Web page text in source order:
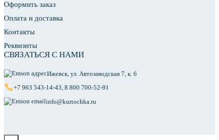
Оформить заказ
Оплата и доставка
Контакты
Реквизиты
СВЯЗАТЬСЯ С НАМИ
Ижевск, ул. Автозаводская 7, к. 6
+7 963 543-14-43, 8 800 700-52-91
info@kurtochka.ru